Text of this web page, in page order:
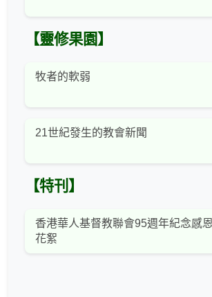
【靈修果園】
牧者的軟弱
21世紀發生的教會新聞
【特刊】
香港華人基督教聯會95週年紀念感
花絮